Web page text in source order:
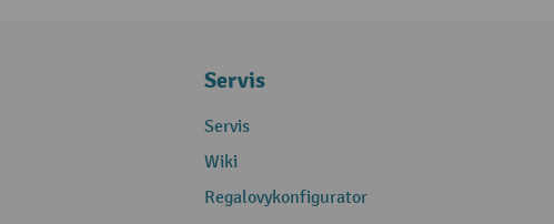
Servis
Servis
Wiki
Regalovykonfigurator